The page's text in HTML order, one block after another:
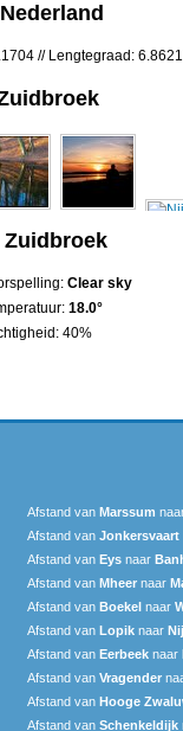
// Lengtegraad:
Zuidbroek
Clear sky
18.0°
40%
Afstand van Marssum
Afstand van Jonkersvaart
Afstand van Eys naar
Afstand van Mheer naar
Afstand van Boekel naar
Afstand van Lopik naar
Afstand van Eerbeek naar
Afstand van Vragender
Afstand van Hooge
Afstand van Schenkeldijk